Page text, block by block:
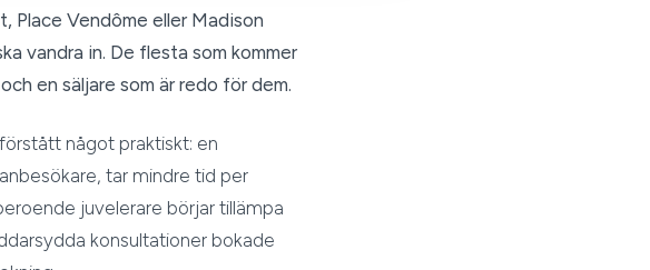
Place Vendôme eller Madison
vandra in. De flesta som kommer
en säljare som är redo för dem.
något praktiskt: en
tar mindre tid per
juvelerare börjar tillämpa
konsultationer bokade